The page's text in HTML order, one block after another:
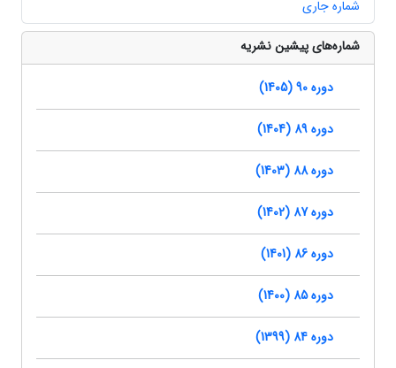
شماره جاری
شماره‌های پیشین نشریه
دوره 90 (1405)
دوره 89 (1404)
دوره 88 (1403)
دوره 87 (1402)
دوره 86 (1401)
دوره 85 (1400)
دوره 84 (1399)